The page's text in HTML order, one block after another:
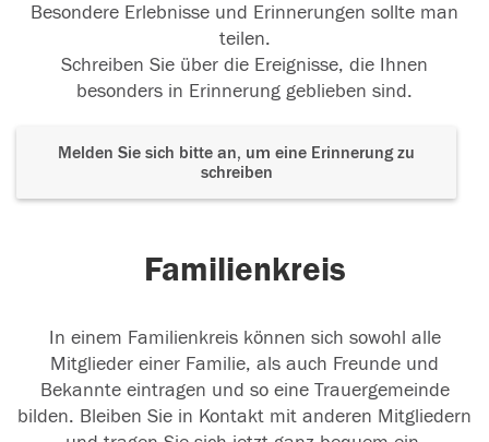
Besondere Erlebnisse und Erinnerungen sollte man
teilen.
Schreiben Sie über die Ereignisse, die Ihnen
besonders in Erinnerung geblieben sind.
Melden Sie sich bitte an, um eine Erinnerung zu
schreiben
Familienkreis
In einem Familienkreis können sich sowohl alle
Mitglieder einer Familie, als auch Freunde und
Bekannte eintragen und so eine Trauergemeinde
bilden. Bleiben Sie in Kontakt mit anderen Mitgliedern